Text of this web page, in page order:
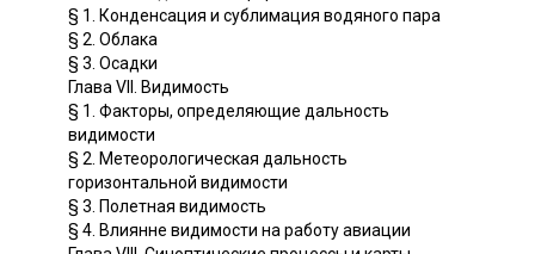
§ 1. Конденсация и сублимация водяного пара
§ 2. Облака
§ 3. Осадки
Глава VII. Видимость
§ 1. Факторы, определяющие дальность
видимости
§ 2. Метеорологическая дальность
горизонтальной видимости
§ 3. Полетная видимость
§ 4. Влиянне видимости на работу авиации